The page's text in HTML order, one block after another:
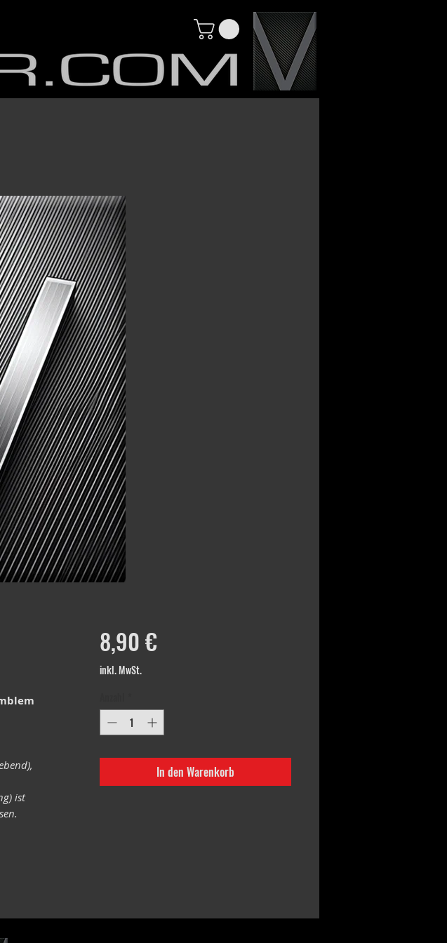
ist
8,90 €Preis
inkl. MwSt.
In den Warenkorb